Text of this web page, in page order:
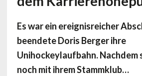
Es war ein ereignisreicher
beendete Doris Berger ihre
Unihockeylaufbahn. Nachdem
noch mit ihrem Stammklub…